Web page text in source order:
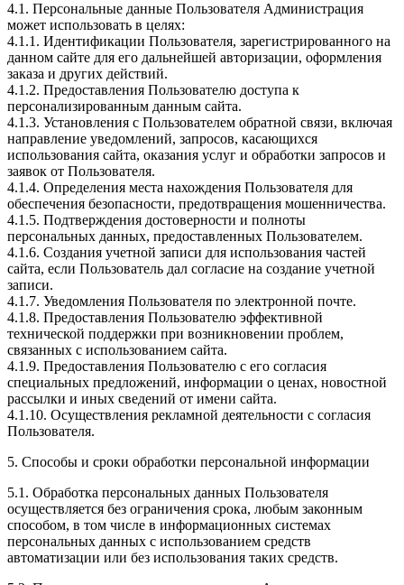
4.1. Персональные данные Пользователя Администрация
может использовать в целях:
4.1.1. Идентификации Пользователя, зарегистрированного на
данном сайте для его дальнейшей авторизации, оформления
заказа и других действий.
4.1.2. Предоставления Пользователю доступа к
персонализированным данным сайта.
4.1.3. Установления с Пользователем обратной связи, включая
направление уведомлений, запросов, касающихся
использования сайта, оказания услуг и обработки запросов и
заявок от Пользователя.
4.1.4. Определения места нахождения Пользователя для
обеспечения безопасности, предотвращения мошенничества.
4.1.5. Подтверждения достоверности и полноты
персональных данных, предоставленных Пользователем.
4.1.6. Создания учетной записи для использования частей
сайта, если Пользователь дал согласие на создание учетной
записи.
4.1.7. Уведомления Пользователя по электронной почте.
4.1.8. Предоставления Пользователю эффективной
технической поддержки при возникновении проблем,
связанных с использованием сайта.
4.1.9. Предоставления Пользователю с его согласия
специальных предложений, информации о ценах, новостной
рассылки и иных сведений от имени сайта.
4.1.10. Осуществления рекламной деятельности с согласия
Пользователя.
5. Способы и сроки обработки персональной информации
5.1. Обработка персональных данных Пользователя
осуществляется без ограничения срока, любым законным
способом, в том числе в информационных системах
персональных данных с использованием средств
автоматизации или без использования таких средств.